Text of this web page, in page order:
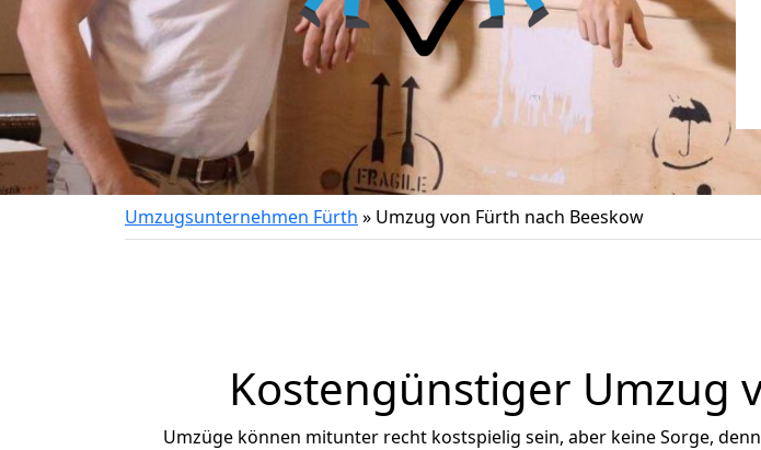
Umzugsunternehmen Fürth » Umzug von Fürth nach Beeskow
Kostengünstiger Umzug
Umzüge können mitunter recht kostspielig sein, aber keine Sorge,